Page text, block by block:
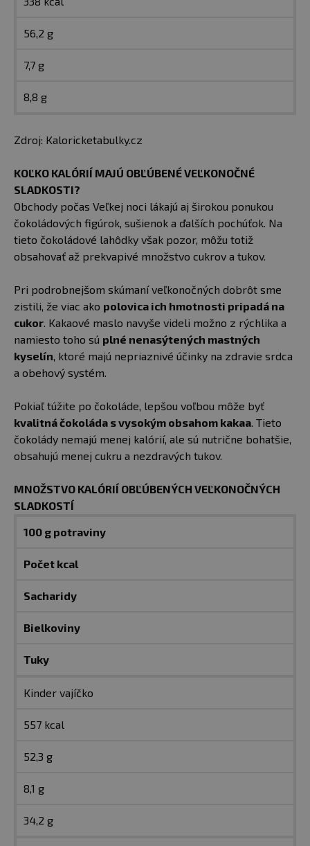
56,2 g
7,7 g
8,8 g
Zdroj: Kaloricketabulky.cz
KOĽKO KALÓRIÍ MAJÚ OBĽÚBENÉ VEĽKONOČNÉ
SLADKOSTI?
Obchody počas Veľkej noci lákajú aj širokou ponukou
čokoládových figúrok, sušienok a ďalších pochúťok. Na
tieto čokoládové lahôdky však pozor, môžu totiž
obsahovať až prekvapivé množstvo cukrov a tukov.
Pri podrobnejšom skúmaní veľkonočných dobrôt sme
zistili, že viac ako polovica ich hmotnosti pripadá na
cukor. Kakaové maslo navyše videli možno z rýchlika a
namiesto toho sú plné nenasýtených mastných
kyselín, ktoré majú nepriaznivé účinky na zdravie srdca
a obehový systém.
Pokiaľ túžite po čokoláde, lepšou voľbou môže byť
kvalitná čokoláda s vysokým obsahom kakaa. Tieto
čokolády nemajú menej kalórií, ale sú nutrične bohatšie,
obsahujú menej cukru a nezdravých tukov.
MNOŽSTVO KALÓRIÍ OBĽÚBENÝCH VEĽKONOČNÝCH
SLADKOSTÍ
100 g potraviny
Počet kcal
Sacharidy
Bielkoviny
Tuky
Kinder vajíčko
557 kcal
52,3 g
8,1 g
34,2 g